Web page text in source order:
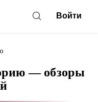
Войти
— обзоры